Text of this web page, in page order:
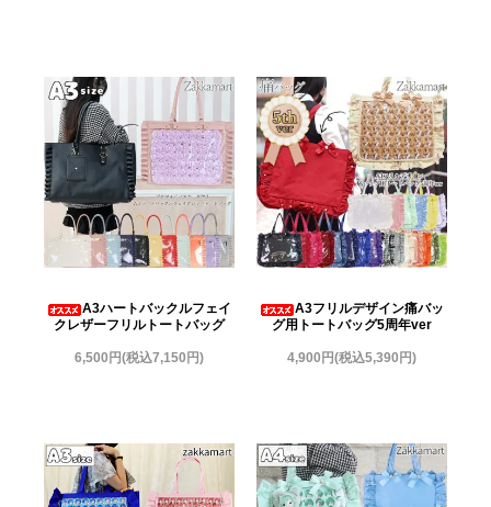
A3ハートバックルフェイ
クレザーフリルトートバッグ
6,500円(税込7,150円)
A3フリルデザイン痛バッ
グ用トートバッグ5周年ver
4,900円(税込5,390円)